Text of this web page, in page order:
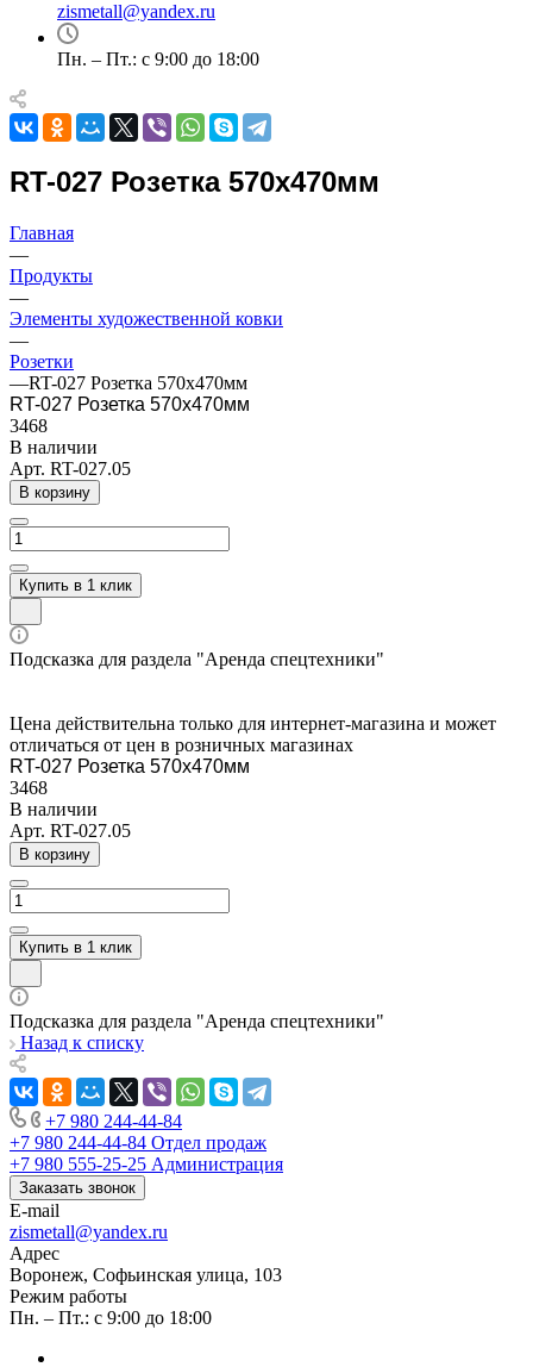
zismetall@yandex.ru
Пн. – Пт.: с 9:00 до 18:00
RT-027 Розетка 570x470мм
Главная
—
Продукты
—
Элементы художественной ковки
—
Розетки
—RT-027 Розетка 570x470мм
RT-027 Розетка 570x470мм
3468
В наличии
Арт. RT-027.05
В корзину
Купить в 1 клик
Подсказка для раздела "Аренда спецтехники"
Цена действительна только для интернет-магазина и может
отличаться от цен в розничных магазинах
RT-027 Розетка 570x470мм
3468
В наличии
Арт. RT-027.05
В корзину
Купить в 1 клик
Подсказка для раздела "Аренда спецтехники"
Назад к списку
+7 980 244-44-84
+7 980 244-44-84 Отдел продаж
+7 980 555-25-25 Администрация
Заказать звонок
E-mail
zismetall@yandex.ru
Адрес
Воронеж, Софьинская улица, 103
Режим работы
Пн. – Пт.: с 9:00 до 18:00